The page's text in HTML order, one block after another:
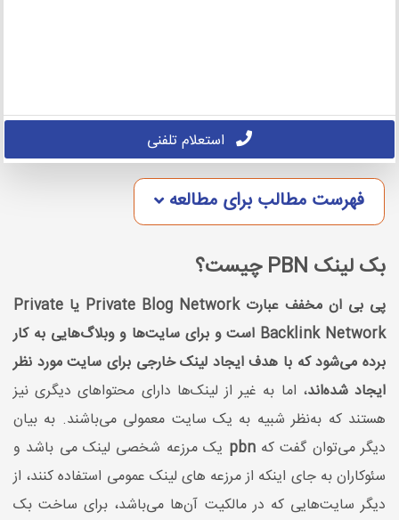
استعلام تلفنی
فهرست مطالب برای مطالعه
بک لینک PBN چیست؟
پی بی ان مخفف عبارت Private Blog Network یا Private
Backlink Network است و برای سایت‌ها و وبلاگ‌هایی به کار
برده می‌شود که با هدف ایجاد لینک خارجی برای سایت مورد نظر
ایجاد شده‌اند، اما به غیر از لینک‌ها دارای محتواهای دیگری نیز
هستند که به‌نظر شبیه به یک سایت معمولی می‌باشند. به بیان
دیگر می‌توان گفت کهpbn یک مرزعه شخصی لینک می باشد و
سئوکاران به جای اینکه از مرزعه های لینک عمومی استفاده کنند، از
دیگر سایت‌هایی که در مالکیت آن‌ها می‌باشد، برای ساخت بک